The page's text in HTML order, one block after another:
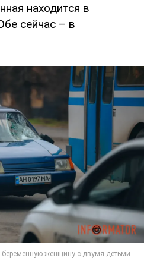
находится в
сейчас – в